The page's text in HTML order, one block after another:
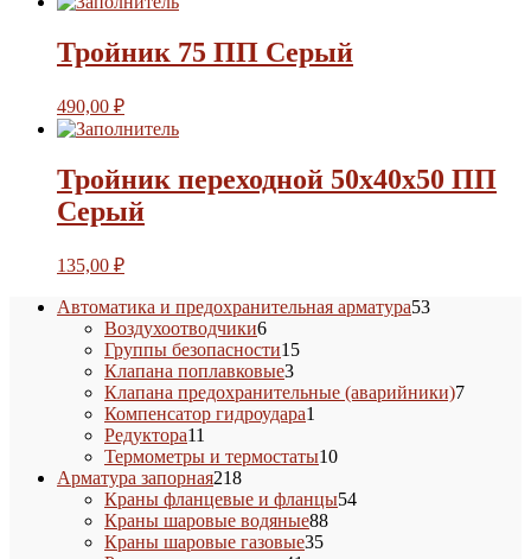
Тройник 75 ПП Серый
490,00 ₽
Тройник переходной 50х40х50 ПП
Серый
135,00 ₽
Автоматика и предохранительная арматура5353
Воздухоотводчики66
товаров
Группы безопасности1515
Клапана поплавковые33
товара
Клапана предохранительные (аварийники)77
Компенсатор гидроудара1
Редуктора11
товаров
Термометры и термостаты1010
Арматура запорная218218
товаров
Краны фланцевые и фланцы5454
Краны шаровые водяные8888
Краны шаровые газовые3535